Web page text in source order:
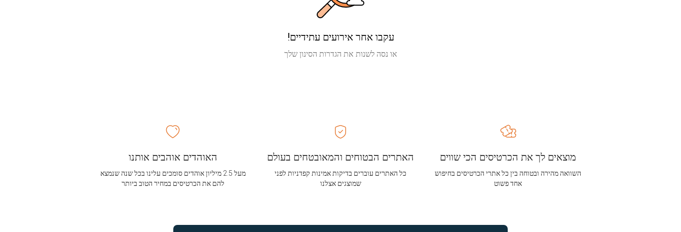
עקבו אחר אירועים עתידיים!
או נסה לשנות את הגדרות הסינון שלך
האתרים הבטוחים והמאובטחים בעולם
כל האתרים עוברים בדיקות אמינות קפדניות לפני
שמוצגים אצלנו
מוצאים לך את הכרטיסים הכי שווים
השוואה מהירה ובטוחה בין כל אתרי הכרטיסים בחיפוש
אחד פשוט
האוהדים אוהבים אותנו
מעל 2.5 מיליון אוהדים סומכים עלינו בכל שנה שנמצא
להם את הכרטיסים במחיר הטוב ביותר